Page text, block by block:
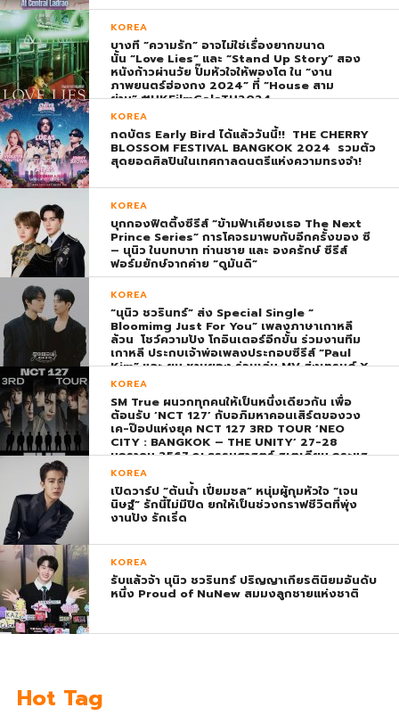
KOREA
บางที “ความรัก” อาจไม่ใช่เรื่องยากขนาด
นั้น “Love Lies” และ “Stand Up Story” สอง
หนังก้าวผ่านวัย ปั๊มหัวใจให้พองโต ใน “งาน
ภาพยนตร์ฮ่องกง 2024” ที่ “House สาม
ย่าน” #HKFilmGalaTH2024
KOREA
กดบัตร Early Bird ได้แล้ววันนี้!! THE CHERRY
BLOSSOM FESTIVAL BANGKOK 2024 รวมตัว
สุดยอดศิลปินในเทศกาลดนตรีแห่งความทรงจำ!
KOREA
บุกกองฟิตติ้งซีรีส์ “ข้ามฟ้าเคียงเธอ The Next
Prince Series” การโคจรมาพบกับอีกครั้งของ ซี
– นุนิว ในบทบาท ท่านชาย และ องครักษ์ ซีรีส์
ฟอร์มยักษ์จากค่าย “ดูมันดิ”
KOREA
“นุนิว ชวรินทร์” ส่ง Special Single “
Bloomimg Just For You” เพลงภาษาเกาหลี
ล้วน โชว์ความปัง โกอินเตอร์อีกขั้น ร่วมงานทีม
เกาหลี ประกบเจ้าพ่อเพลงประกอบซีรีส์ “Paul
Kim” และ ยุน ชานยอง ร่วมเล่น MV ส่งเทรนด์ X
พุ่ง ติดอันดับ 1 โลก
KOREA
SM True ผนวกทุกคนให้เป็นหนึ่งเดียวกัน เพื่อ
ต้อนรับ ‘NCT 127’ กับอภิมหาคอนเสิร์ตของวง
เค-ป๊อปแห่งยุค NCT 127 3RD TOUR ‘NEO
CITY : BANGKOK – THE UNITY’ 27-28
มกราคม 2567 ณ ธรรมศาสตร์ สเตเดียม กระแส
ตอบรับยิ่งใหญ่สมการรอคอย บัตร SOLD OUT
ทุกที่นั่งทันทีที่เปิดจำหน่าย !
KOREA
เปิดวาร์ป “ต้นน้ำ เปี่ยมชล” หนุ่มผู้กุมหัวใจ “เจน
นิษฐ์” รักนี้ไม่มีปิด ยกให้เป็นช่วงกราฟชีวิตที่พุ่ง
งานปัง รักเริ่ด
KOREA
รับแล้วจ้า นุนิว ชวรินทร์ ปริญญาเกียรตินิยมอันดับ
หนึ่ง Proud of NuNew สมมงลูกชายแห่งชาติ
Hot Tag